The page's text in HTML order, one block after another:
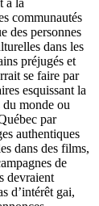
communautés
des personnes
dans les
préjugés et
se faire par
esquissant la
du monde ou
par
authentiques
dans des films,
de
devraient
d’intérêt gai,